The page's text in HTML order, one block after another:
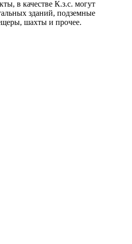
в качестве К.з.с. могут
зданий, подземные
шахты и прочее.